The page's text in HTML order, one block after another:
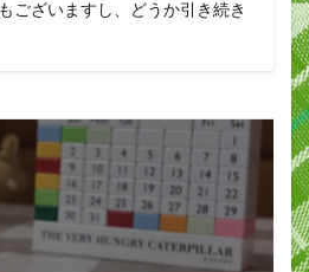
ございますし、どうか引き続き